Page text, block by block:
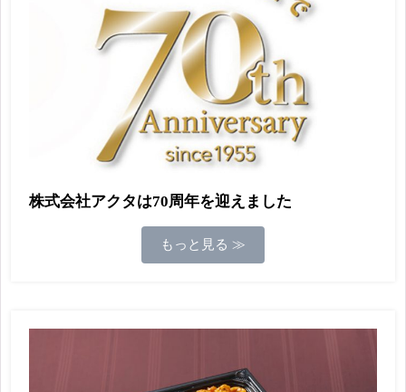
株式会社アクタは70周年を迎えました
もっと見る ≫